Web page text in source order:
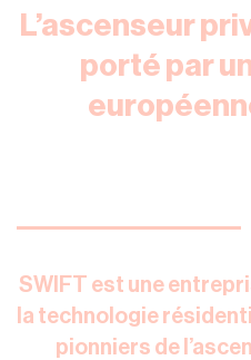
L’ascenseur
porté par
SWIFT est une
la technologie
pionniers de